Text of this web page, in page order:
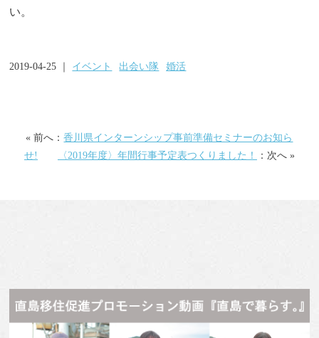
い。
2019-04-25 ｜ イベント 出会い隊 婚活
« 前へ：香川県インターンシップ事前準備セミナーのお知ら
せ!
〈2019年度〉年間行事予定表つくりました！ ：次へ »